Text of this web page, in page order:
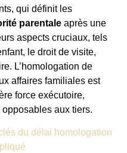
qui définit les
parentale après une
aspects cruciaux, tels
le droit de visite,
L’homologation de
affaires familiales est
force exécutoire,
aux tiers.
du délai homologation